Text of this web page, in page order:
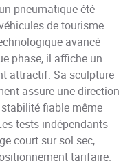
pneumatique été
de tourisme.
avancé
phase, il affiche un
attractif. Sa sculpture
assure une direction
fiable même
tests indépendants
court sur sol sec,
tarifaire.